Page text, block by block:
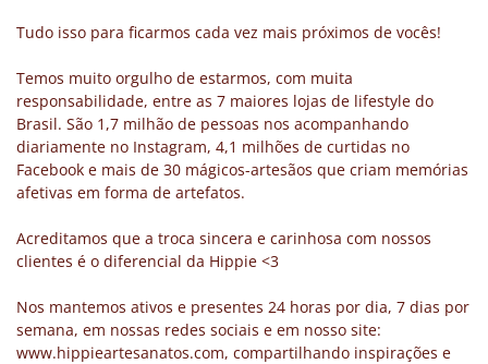
Tudo isso para ficarmos cada vez mais próximos de vocês!
Temos muito orgulho de estarmos, com muita
responsabilidade, entre as 7 maiores lojas de lifestyle do
Brasil. São 1,7 milhão de pessoas nos acompanhando
diariamente no Instagram, 4,1 milhões de curtidas no
Facebook e mais de 30 mágicos-artesãos que criam memórias
afetivas em forma de artefatos.
Acreditamos que a troca sincera e carinhosa com nossos
clientes é o diferencial da Hippie <3
Nos mantemos ativos e presentes 24 horas por dia, 7 dias por
semana, em nossas redes sociais e em nosso site:
www.hippieartesanatos.com, compartilhando inspirações e